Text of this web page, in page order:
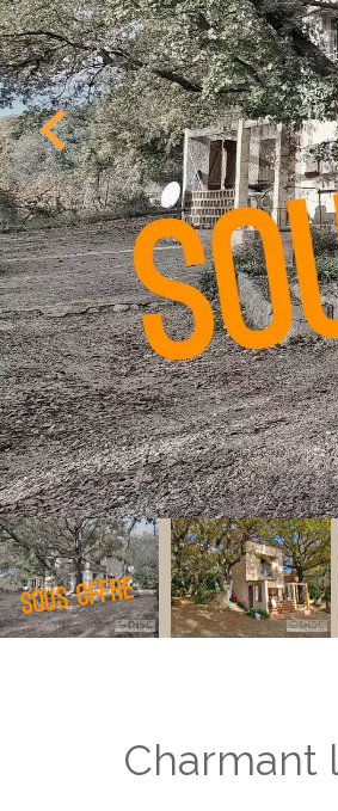
Charmant